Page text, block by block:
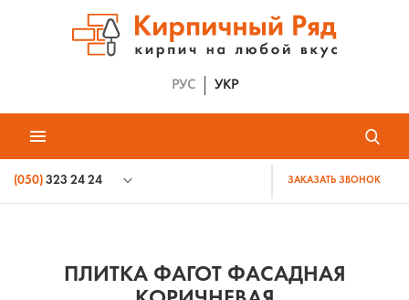
РУС УКР
(050) 323 24 24 ЗАКАЗАТЬ ЗВОНОК
ПЛИТКА ФАГОТ ФАСАДНАЯ